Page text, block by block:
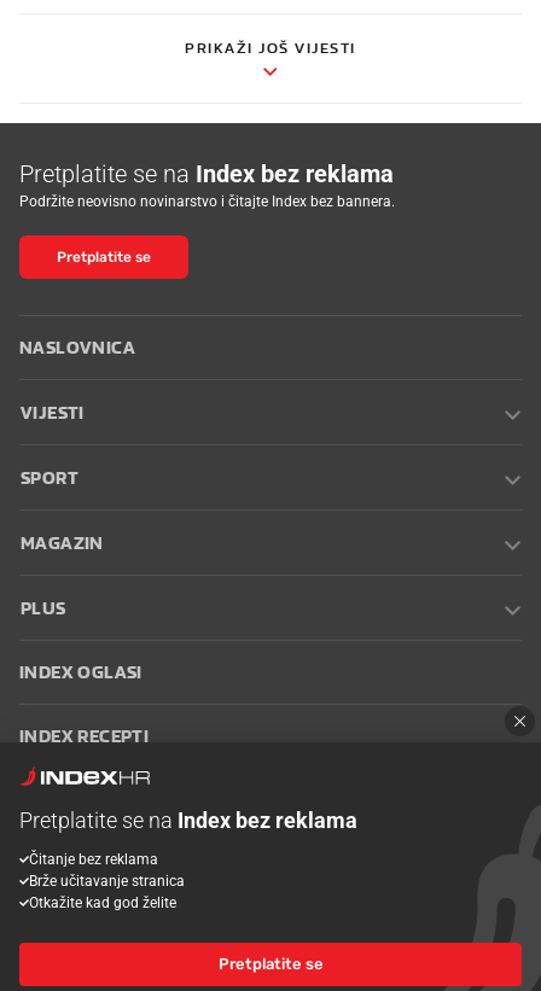
PRIKAŽI JOŠ VIJESTI
Pretplatite se na Index bez reklama
Podržite neovisno novinarstvo i čitajte Index bez bannera.
Pretplatite se
NASLOVNICA
VIJESTI
SPORT
MAGAZIN
PLUS
INDEX OGLASI
INDEX RECEPTI
Oglašavanje Zaposli se na Indexu
korištenja
Postavke kolačića
Pretplatite se na Index bez reklama
Čitanje bez reklama
Brže učitavanje stranica
Otkažite kad god želite
Pretplatite se